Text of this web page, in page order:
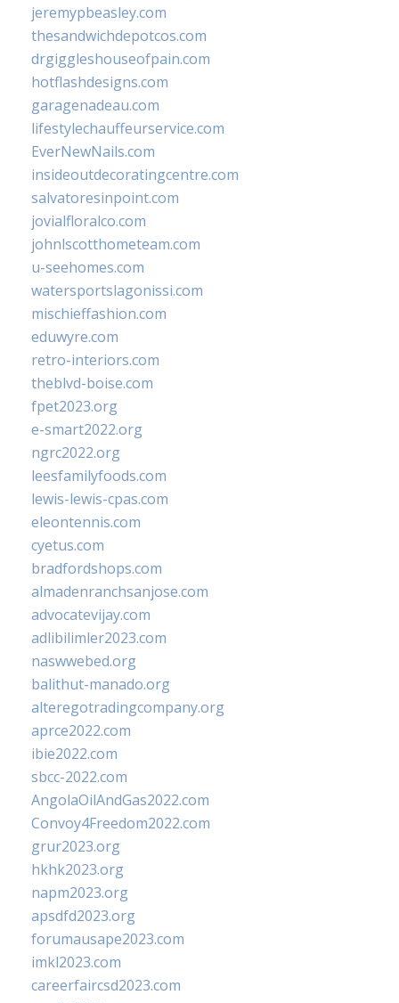
jeremypbeasley.com
thesandwichdepotcos.com
drgiggleshouseofpain.com
hotflashdesigns.com
garagenadeau.com
lifestylechauffeurservice.com
EverNewNails.com
insideoutdecoratingcentre.com
salvatoresinpoint.com
jovialfloralco.com
johnlscotthometeam.com
u-seehomes.com
watersportslagonissi.com
mischieffashion.com
eduwyre.com
retro-interiors.com
theblvd-boise.com
fpet2023.org
e-smart2022.org
ngrc2022.org
leesfamilyfoods.com
lewis-lewis-cpas.com
eleontennis.com
cyetus.com
bradfordshops.com
almadenranchsanjose.com
advocatevijay.com
adlibilimler2023.com
naswwebed.org
balithut-manado.org
alteregotradingcompany.org
aprce2022.com
ibie2022.com
sbcc-2022.com
AngolaOilAndGas2022.com
Convoy4Freedom2022.com
grur2023.org
hkhk2023.org
napm2023.org
apsdfd2023.org
forumausape2023.com
imkl2023.com
careerfaircsd2023.com